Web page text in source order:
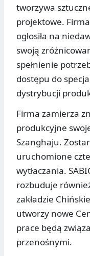
tworzywa
projektowe.
ogłosiła na
swoją
spełnienie
dostępu do
dystrybucji
Firma zamierza
produkcyjne
Szanghaju.
uruchomione
wytłaczania.
rozbuduje
zakładzie
utworzy nowe
prace będą
przenośnymi.